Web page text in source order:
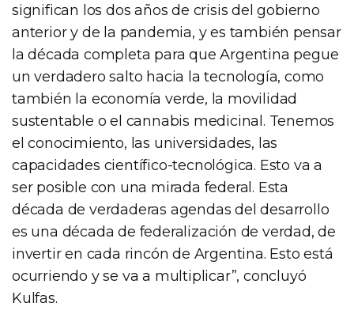
significan los dos años de crisis del gobierno
anterior y de la pandemia, y es también pensar
la década completa para que Argentina pegue
un verdadero salto hacia la tecnología, como
también la economía verde, la movilidad
sustentable o el cannabis medicinal. Tenemos
el conocimiento, las universidades, las
capacidades científico-tecnológica. Esto va a
ser posible con una mirada federal. Esta
década de verdaderas agendas del desarrollo
es una década de federalización de verdad, de
invertir en cada rincón de Argentina. Esto está
ocurriendo y se va a multiplicar”, concluyó
Kulfas.